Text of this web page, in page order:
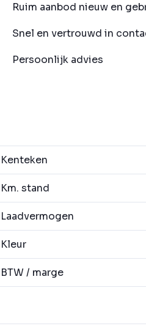
Ruim aanbod nieuw en
Snel en vertrouwd in
Persoonlijk advies
Kenteken
Km. stand
Laadvermogen
Kleur
BTW / marge